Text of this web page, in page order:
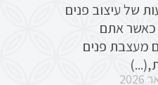
של עיצוב פנים
כאשר אתם
מעצבת פנים